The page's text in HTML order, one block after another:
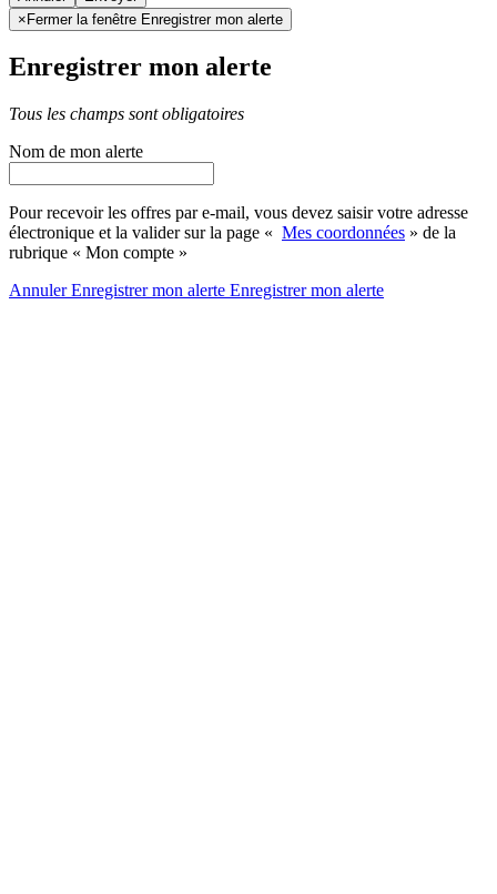
×Fermer la fenêtre Enregistrer mon alerte
Enregistrer mon alerte
Tous les champs sont obligatoires
Nom de mon alerte
Pour recevoir les offres par e-mail, vous devez saisir votre adresse
électronique et la valider sur la page « Mes coordonnées » de la
rubrique « Mon compte »
AnnulerEnregistrer mon alerte Enregistrermon alerte